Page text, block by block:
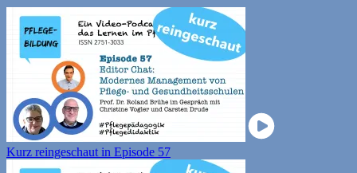
Kurz reingeschaut in Episode 57